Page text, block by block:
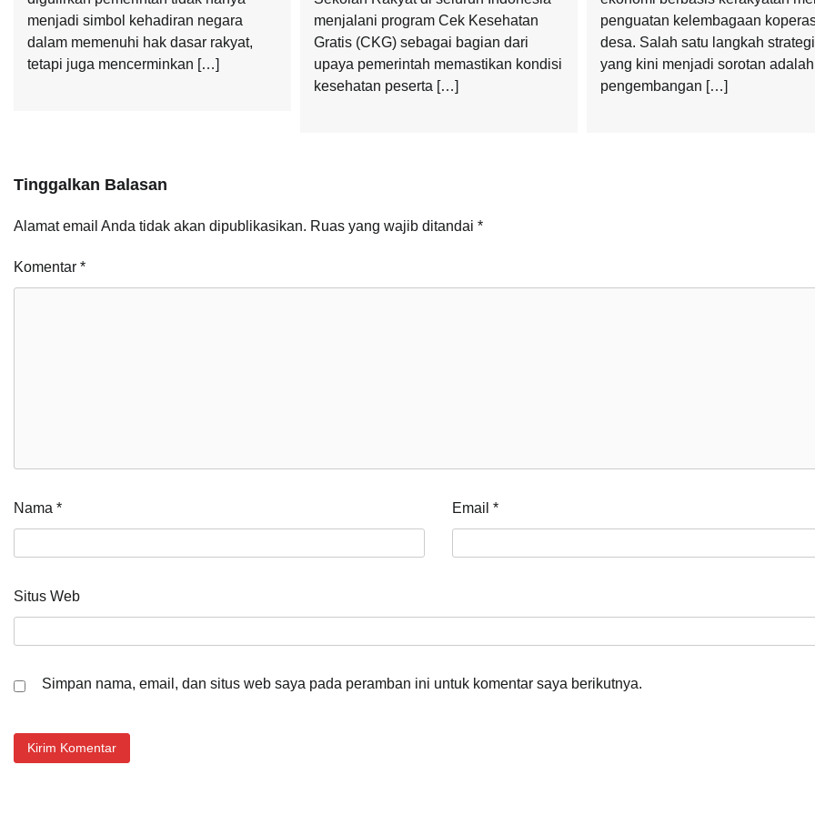
menjadi simbol kehadiran negara
dalam memenuhi hak dasar rakyat,
tetapi juga mencerminkan […]
menjalani program Cek Kesehatan
Gratis (CKG) sebagai bagian dari
upaya pemerintah memastikan kondisi
kesehatan peserta […]
penguatan kelembagaan
desa. Salah satu langkah
yang kini menjadi sorotan adalah
pengembangan […]
Tinggalkan Balasan
Alamat email Anda tidak akan dipublikasikan. Ruas yang wajib ditandai *
Komentar *
Nama * Email*
Situs Web
Simpan nama, email, dan situs web saya pada peramban ini untuk komentar saya berikutnya.